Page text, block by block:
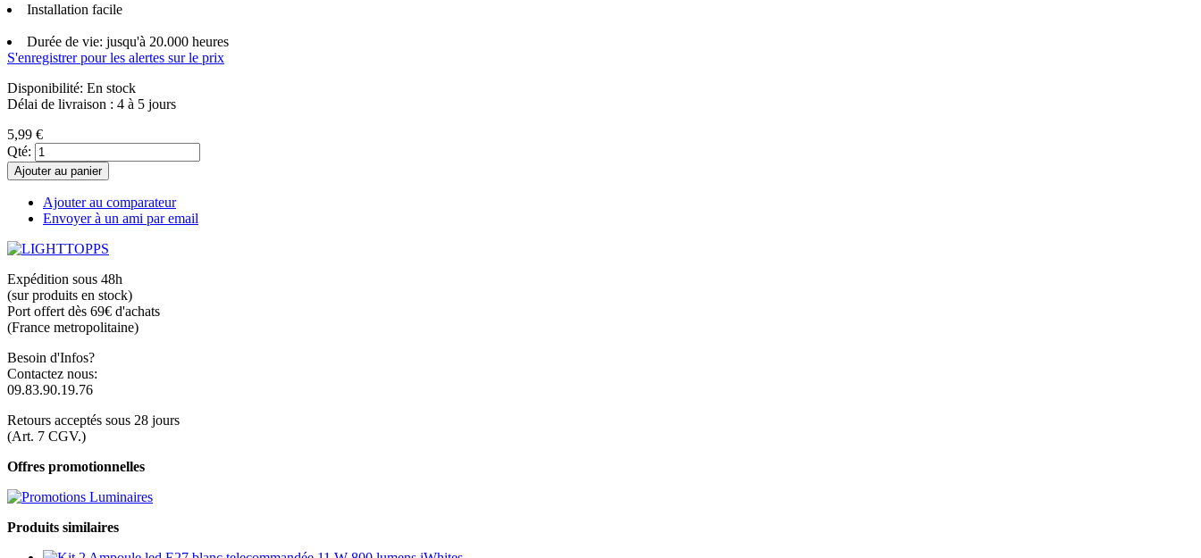
Installation facile
Durée de vie: jusqu'à 20.000 heures
S'enregistrer pour les alertes sur le prix
Disponibilité: En stock
Délai de livraison : 4 à 5 jours
5,99 €
Qté:
Ajouter au panier
Ajouter au comparateur
Envoyer à un ami par email
Expédition sous 48h
(sur produits en stock)
Port offert dès 69€ d'achats
(France metropolitaine)
Besoin d'Infos?
Contactez nous:
09.83.90.19.76
Retours acceptés sous 28 jours
(Art. 7 CGV.)
Offres promotionnelles
Produits similaires